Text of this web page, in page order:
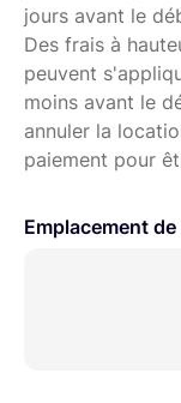
jours avant le
Des frais à
peuvent
moins avant le
annuler la
paiement pour
Emplacement